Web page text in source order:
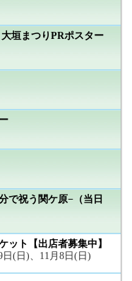
垣まつりPRポスター
で祝う関ケ原−（当日
ト【出店者募集中】
日(日)、11月8日(日)